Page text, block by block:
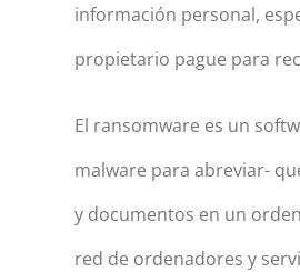
información personal,
propietario pague para
El ransomware es un
malware para abreviar-
y documentos en un
red de ordenadores y